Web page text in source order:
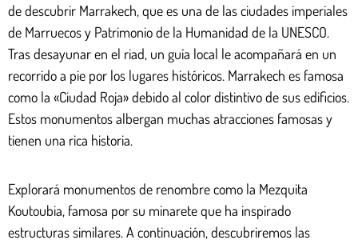
de descubrir Marrakech, que es una de las ciudades imperiales
de Marruecos y Patrimonio de la Humanidad de la UNESCO.
Tras desayunar en el riad, un guía local le acompañará en un
recorrido a pie por los lugares históricos. Marrakech es famosa
como la «Ciudad Roja» debido al color distintivo de sus edificios.
Estos monumentos albergan muchas atracciones famosas y
tienen una rica historia.
Explorará monumentos de renombre como la Mezquita
Koutoubia, famosa por su minarete que ha inspirado
estructuras similares. A continuación, descubriremos las